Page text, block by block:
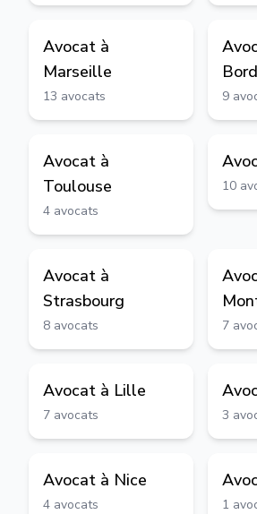
Avocat à
Marseille
13 avocats 9
Avocat à
Toulouse
4 avocats
10
Avocat à
Strasbourg
8 avocats 7
Avocat à Lille
7 avocats 3
Avocat à Nice
4 avocats 1